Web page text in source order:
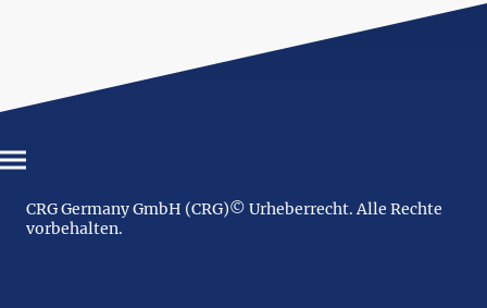
CRG Germany GmbH (CRG)© Urheberrecht. Alle Rechte
vorbehalten.